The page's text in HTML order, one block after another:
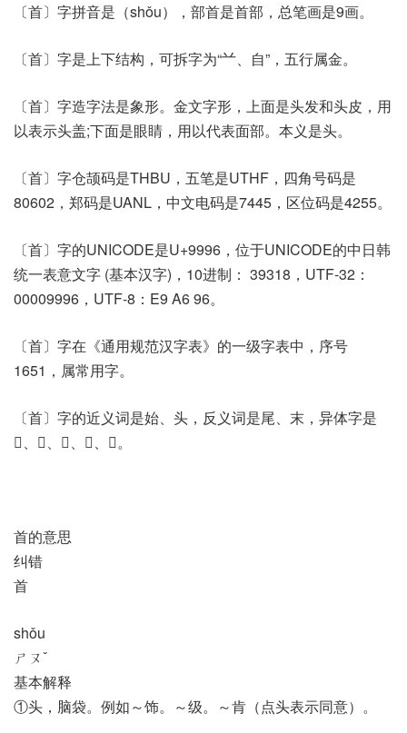
〔首〕字拼音是（shǒu），部首是首部，总笔画是9画。
〔首〕字是上下结构，可拆字为“䒑、自”，五行属金。
〔首〕字造字法是象形。金文字形，上面是头发和头皮，用
以表示头盖;下面是眼睛，用以代表面部。本义是头。
〔首〕字仓颉码是THBU，五笔是UTHF，四角号码是
80602，郑码是UANL，中文电码是7445，区位码是4255。
〔首〕字的UNICODE是U+9996，位于UNICODE的中日韩
统一表意文字 (基本汉字)，10进制： 39318，UTF-32：
00009996，UTF-8：E9 A6 96。
〔首〕字在《通用规范汉字表》的一级字表中，序号
1651，属常用字。
〔首〕字的近义词是始、头，反义词是尾、末，异体字是
𡭨、𥃻、𦣻、𩖐、𩠐。
首的意思
纠错
首
shǒu
ㄕㄡˇ
基本解释
①头，脑袋。例如～饰。～级。～肯（点头表示同意）。